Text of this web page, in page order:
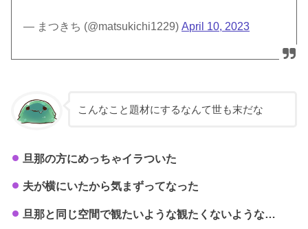
— まつきち (@matsukichi1229)April 10, 2023
こんなこと題材にするなんて世も末だな
旦那の方にめっちゃイラついた
夫が横にいたから気まずってなった
旦那と同じ空間で観たいような観たくないような…